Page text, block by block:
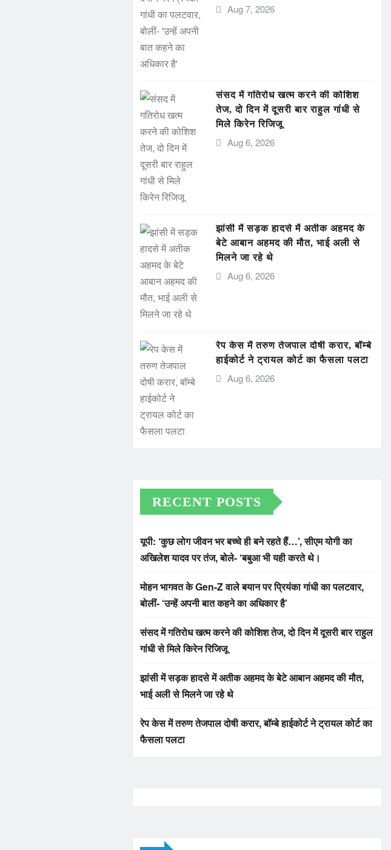
Aug 7, 2026
संसद में गतिरोध खत्म करने की कोशिश
तेज, दो दिन में दूसरी बार राहुल गांधी से
मिले किरेन रिजिजू
Aug 6, 2026
झांसी में सड़क हादसे में अतीक अहमद के
बेटे आबान अहमद की मौत, भाई अली से
मिलने जा रहे थे
Aug 6, 2026
रेप केस में तरुण तेजपाल दोषी करार, बॉम्बे
हाईकोर्ट ने ट्रायल कोर्ट का फैसला पलटा
Aug 6, 2026
RECENT POSTS
यूपी: ‘कुछ लोग जीवन भर बच्चे ही बने रहते हैं…’, सीएम योगी का
अखिलेश यादव पर तंज, बोले- ‘बबुआ भी यही करते थे।
मोहन भागवत के Gen-Z वाले बयान पर प्रियंका गांधी का पलटवार,
बोलीं- ‘उन्हें अपनी बात कहने का अधिकार है’
संसद में गतिरोध खत्म करने की कोशिश तेज, दो दिन में दूसरी बार राहुल
गांधी से मिले किरेन रिजिजू
झांसी में सड़क हादसे में अतीक अहमद के बेटे आबान अहमद की मौत,
भाई अली से मिलने जा रहे थे
रेप केस में तरुण तेजपाल दोषी करार, बॉम्बे हाईकोर्ट ने ट्रायल कोर्ट का
फैसला पलटा